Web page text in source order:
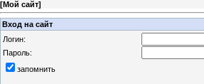
[Мой сайт]
Вход на сайт
Логин:
Пароль:
запомнить